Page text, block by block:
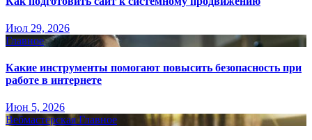
Июл 29, 2026
Главное
Какие инструменты помогают повысить безопасность при
работе в интернете
Июн 5, 2026
Вебмастерская Главное